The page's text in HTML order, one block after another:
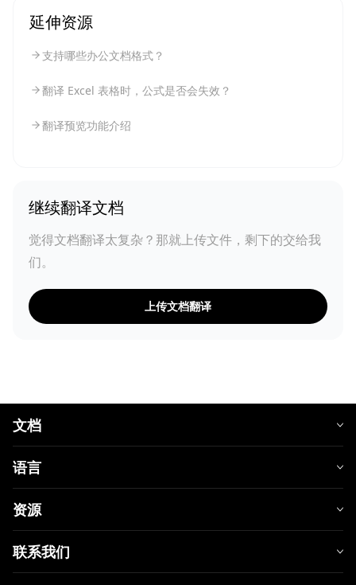
延伸资源
支持哪些办公文档格式？
翻译 Excel 表格时，公式是否会失效？
翻译预览功能介绍
继续翻译文档
觉得文档翻译太复杂？那就上传文件，剩下的交给我
们。
上传文档翻译
文档
语言
资源
联系我们